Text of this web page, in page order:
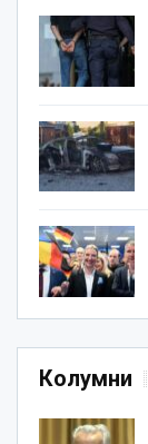
Колумни